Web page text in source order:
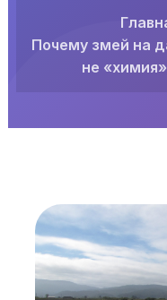
Почему змей на
не